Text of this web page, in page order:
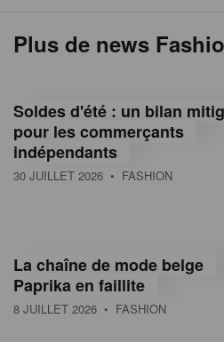
Plus de news
Soldes d'été : un bilan
pour les commerçants
indépendants
30 JUILLET 2026 • FASHION
La chaîne de mode belge
Paprika en faillite
8 JUILLET 2026 • FASHION